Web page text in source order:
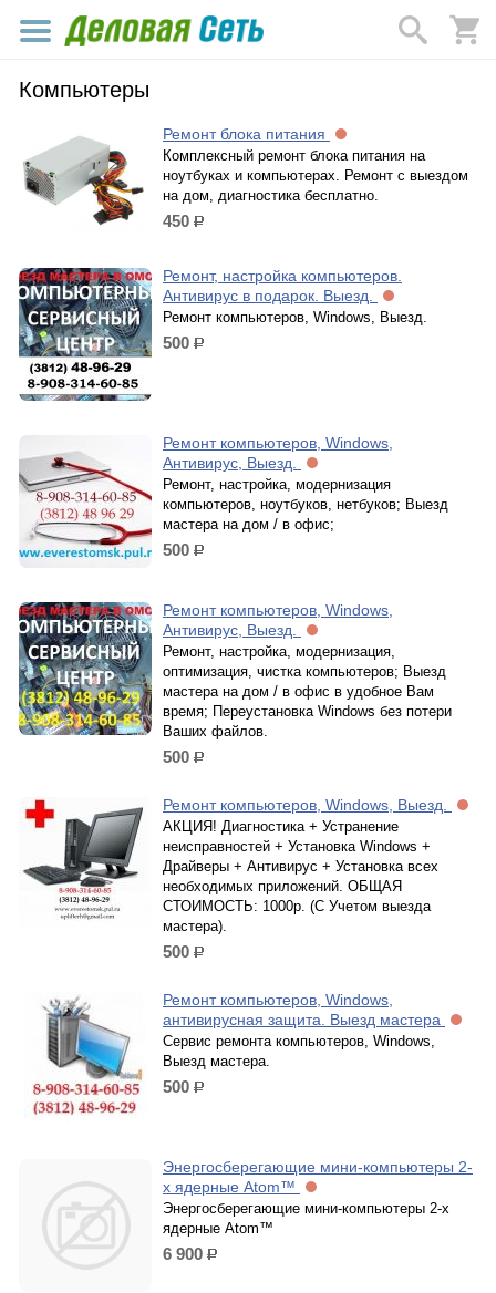
Компьютеры
Ремонт блока питания
Комплексный ремонт блока питания на
ноутбуках и компьютерах. Ремонт с выездом
на дом, диагностика бесплатно.
450 р.
Ремонт, настройка компьютеров.
Антивирус в подарок. Выезд.
Ремонт компьютеров, Windows, Выезд.
500 р.
Ремонт компьютеров, Windows,
Антивирус, Выезд.
Ремонт, настройка, модернизация
компьютеров, ноутбуков, нетбуков; Выезд
мастера на дом / в офис;
500 р.
Ремонт компьютеров, Windows,
Антивирус, Выезд.
Ремонт, настройка, модернизация,
оптимизация, чистка компьютеров; Выезд
мастера на дом / в офис в удобное Вам
время; Переустановка Windows без потери
Ваших файлов.
500 р.
Ремонт компьютеров, Windows, Выезд.
АКЦИЯ! Диагностика + Устранение
неисправностей + Установка Windows +
Драйверы + Антивирус + Установка всех
необходимых приложений. ОБЩАЯ
СТОИМОСТЬ: 1000р. (С Учетом выезда
мастера).
500 р.
Ремонт компьютеров, Windows,
антивирусная защита. Выезд мастера
Сервис ремонта компьютеров, Windows,
Выезд мастера.
500 р.
Энергосберегающие мини-компьютеры 2-
х ядерные Atom™
Энергосберегающие мини-компьютеры 2-х
ядерные Atom™
6 900 р.